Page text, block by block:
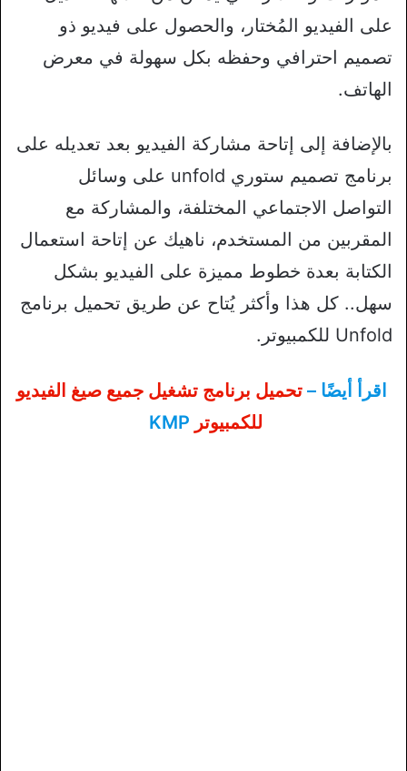
على الفيديو المُختار، والحصول على فيديو ذو
تصميم احترافي وحفظه بكل سهولة في معرض
الهاتف.
بالإضافة إلى إتاحة مشاركة الفيديو بعد تعديله على
برنامج تصميم ستوري unfold على وسائل
التواصل الاجتماعي المختلفة، والمشاركة مع
المقربين من المستخدم، ناهيك عن إتاحة استعمال
الكتابة بعدة خطوط مميزة على الفيديو بشكل
سهل.. كل هذا وأكثر يُتاح عن طريق تحميل برنامج
Unfold للكمبيوتر.
اقرأ أيضًا –تحميل برنامج تشغيل جميع صيغ الفيديو
للكمبيوتر